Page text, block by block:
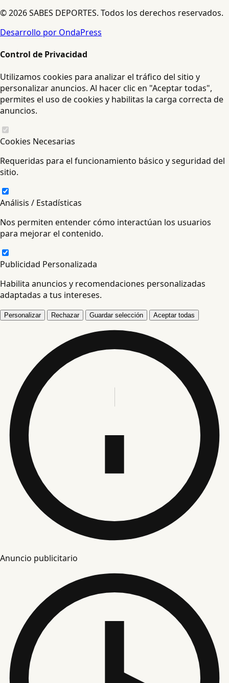
© 2026 SABES DEPORTES. Todos los derechos reservados.
Desarrollo por OndaPress
Control de Privacidad
Utilizamos cookies para analizar el tráfico del sitio y
personalizar anuncios. Al hacer clic en "Aceptar todas",
permites el uso de cookies y habilitas la carga correcta de
anuncios.
Cookies Necesarias
Requeridas para el funcionamiento básico y seguridad del
sitio.
Análisis / Estadísticas
Nos permiten entender cómo interactúan los usuarios
para mejorar el contenido.
Publicidad Personalizada
Habilita anuncios y recomendaciones personalizadas
adaptadas a tus intereses.
Personalizar Rechazar Guardar selección Aceptar todas
Anuncio publicitario